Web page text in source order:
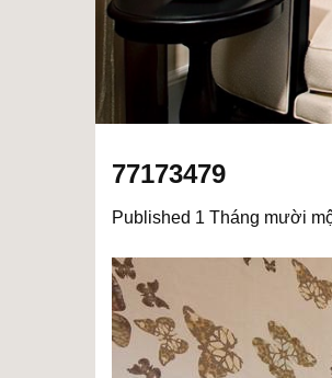
77173479
Published 1 Tháng mười